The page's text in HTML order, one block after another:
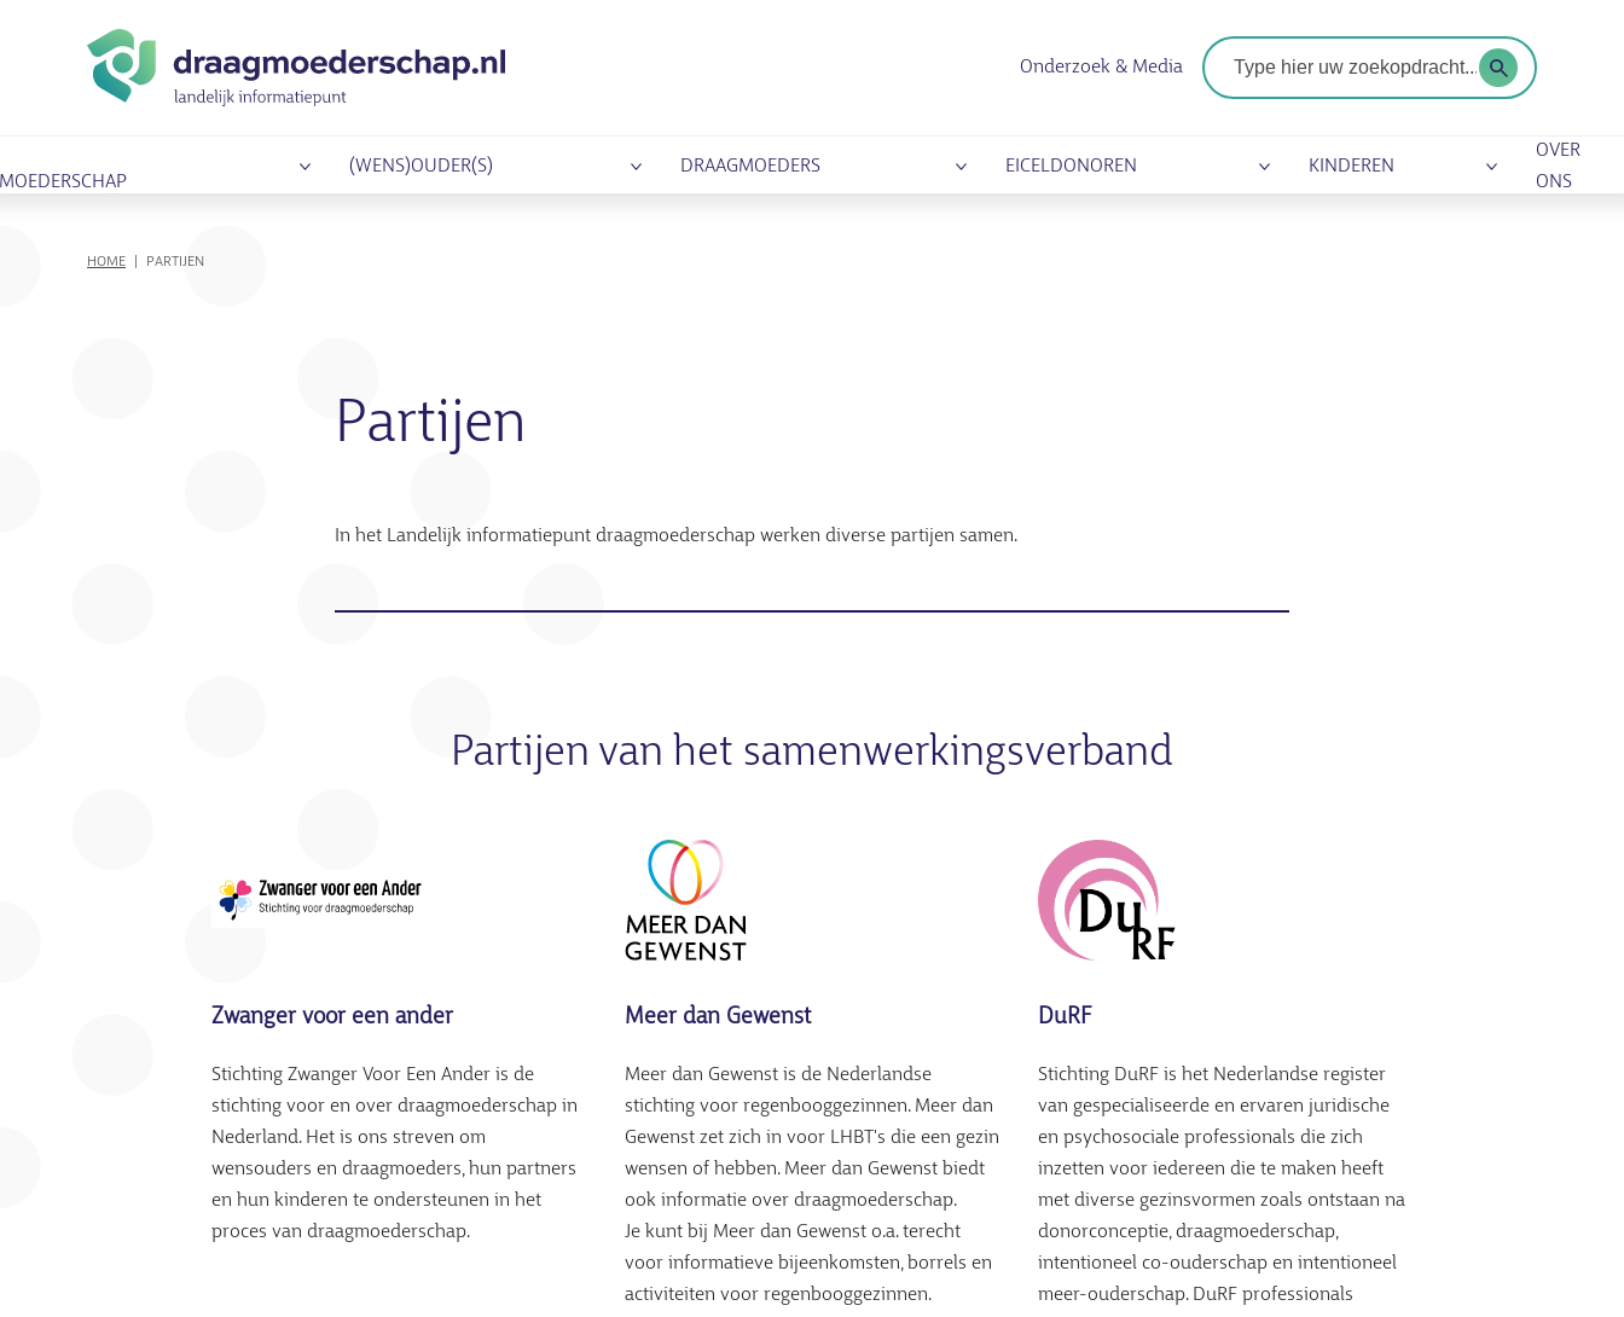
Onderzoek & Media
Zoekterm
(WENS)OUDER(S) DRAAGMOEDERS EICELDONOREN KINDEREN
OVER
ONS
KRUIMELPAD
HOME PARTIJEN
Partijen
In het Landelijk informatiepunt draagmoederschap werken diverse partijen samen.
Partijen van het samenwerkingsverband
Zwanger voor een ander
Stichting Zwanger Voor Een Ander is de
stichting voor en over draagmoederschap in
Nederland. Het is ons streven om
wensouders en draagmoeders, hun partners
en hun kinderen te ondersteunen in het
proces van draagmoederschap.
Meer dan Gewenst
Meer dan Gewenst is de Nederlandse
stichting voor regenbooggezinnen. Meer dan
Gewenst zet zich in voor LHBT's die een gezin
wensen of hebben. Meer dan Gewenst biedt
ook informatie over draagmoederschap.
Je kunt bij Meer dan Gewenst o.a. terecht
voor informatieve bijeenkomsten, borrels en
activiteiten voor regenbooggezinnen.
DuRF
Stichting DuRF is het Nederlandse register
van gespecialiseerde en ervaren juridische
en psychosociale professionals die zich
inzetten voor iedereen die te maken heeft
met diverse gezinsvormen zoals ontstaan na
donorconceptie, draagmoederschap,
intentioneel co-ouderschap en intentioneel
meer-ouderschap. DuRF professionals